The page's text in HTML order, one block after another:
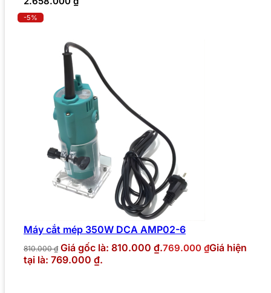
-5%
Máy cắt mép 350W DCA AMP02-6
810.000₫ Giá gốc là: 810.000 ₫.769.000 ₫Giá hiện
tại là: 769.000 ₫.